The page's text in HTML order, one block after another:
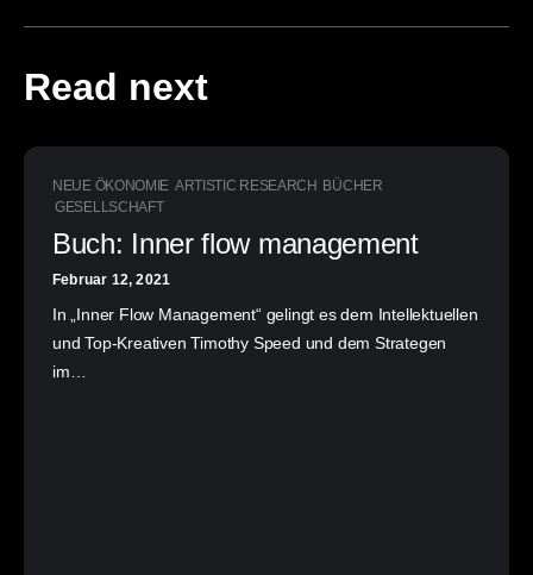
Read next
NEUE ÖKONOMIE ARTISTIC RESEARCH BÜCHER
GESELLSCHAFT
Buch: Inner flow management
Februar 12, 2021
In „Inner Flow Management“ gelingt es dem Intellektuellen
und Top-Kreativen Timothy Speed und dem Strategen
im…